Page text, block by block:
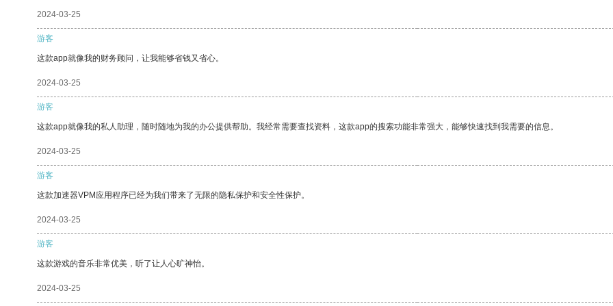
2024-03-25
游客
这款app就像我的财务顾问，让我能够省钱又省心。
2024-03-25
游客
这款app就像我的私人助理，随时随地为我的办公提供帮助。我经常需要查找资料，这款app的搜索功能非常强大，能够快速找到我需要的信息。
2024-03-25
游客
这款加速器VPM应用程序已经为我们带来了无限的隐私保护和安全性保护。
2024-03-25
游客
这款游戏的音乐非常优美，听了让人心旷神怡。
2024-03-25